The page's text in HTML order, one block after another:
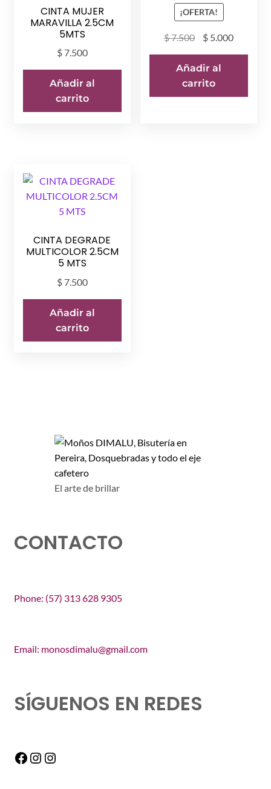
CINTA MUJER
MARAVILLA 2.5CM
5MTS
$7.500
Añadir al
carrito
¡OFERTA!
$7.500
El
original
era:
$ 7.500.
$ 5.000El
$ 5.000.
Añadir al
carrito
CINTA DEGRADE
MULTICOLOR 2.5CM
5 MTS
$7.500
Añadir al
carrito
El arte de brillar
CONTACTO
Phone: (57) 313 628 9305
Email: monosdimalu@gmail.com
SÍGUENOS EN REDES
Facebook
Instagram
Instagram